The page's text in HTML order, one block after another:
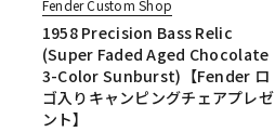
Fender Custom Shop
1958 Precision Bass Relic
(Super Faded Aged Chocolate
3-Color Sunburst)【Fender ロ
ゴ入りキャンピングチェアプレゼ
ント】